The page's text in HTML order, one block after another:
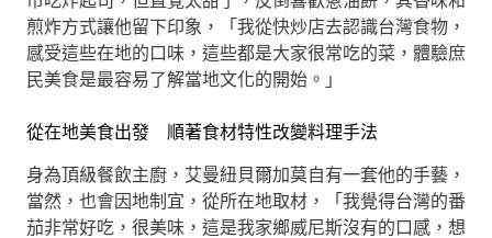
煎炸方式讓他留下印象，「我從快炒店去認識台灣食物，
感受這些在地的口味，這些都是大家很常吃的菜，體驗庶
民美食是最容易了解當地文化的開始。」
從在地美食出發 順著食材特性改變料理手法
身為頂級餐飲主廚，艾曼紐貝爾加莫自有一套他的手藝，
當然，也會因地制宜，從所在地取材，「我覺得台灣的番
茄非常好吃，很美味，這是我家鄉威尼斯沒有的口感，想